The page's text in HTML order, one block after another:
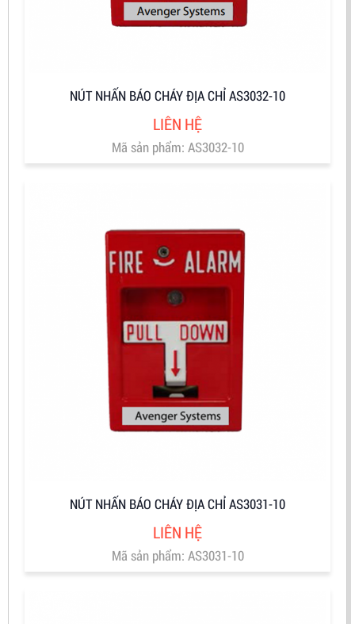
NÚT NHẤN BÁO CHÁY ĐỊA CHỈ AS3032-10
LIÊN HỆ
Mã sản phẩm: AS3032-10
NÚT NHẤN BÁO CHÁY ĐỊA CHỈ AS3031-10
LIÊN HỆ
Mã sản phẩm: AS3031-10